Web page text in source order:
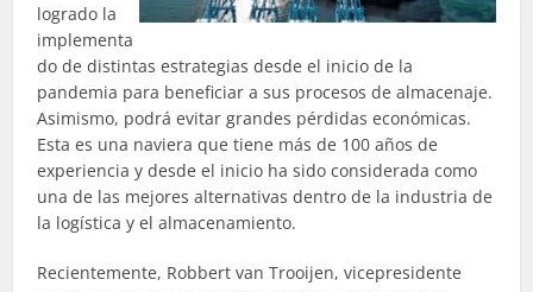
logrado la
implementa
do de distintas estrategias desde el inicio de la
pandemia para beneficiar a sus procesos de almacenaje.
Asimismo, podrá evitar grandes pérdidas económicas.
Esta es una naviera que tiene más de 100 años de
experiencia y desde el inicio ha sido considerada como
una de las mejores alternativas dentro de la industria de
la logística y el almacenamiento.
Recientemente, Robbert van Trooijen, vicepresidente